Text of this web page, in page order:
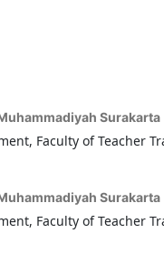
Surakarta
Faculty of Teacher
Surakarta
Faculty of Teacher